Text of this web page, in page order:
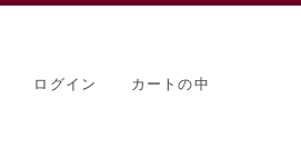
ログイン カートの中